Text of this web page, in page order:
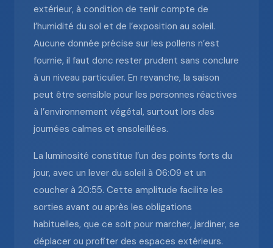
extérieur, à condition de tenir compte de
l’humidité du sol et de l’exposition au soleil.
Aucune donnée précise sur les pollens n’est
fournie, il faut donc rester prudent sans conclure
à un niveau particulier. En revanche, la saison
peut être sensible pour les personnes réactives
à l’environnement végétal, surtout lors des
journées calmes et ensoleillées.
La luminosité constitue l’un des points forts du
jour, avec un lever du soleil à 06:09 et un
coucher à 20:55. Cette amplitude facilite les
sorties avant ou après les obligations
habituelles, que ce soit pour marcher, jardiner, se
déplacer ou profiter des espaces extérieurs.